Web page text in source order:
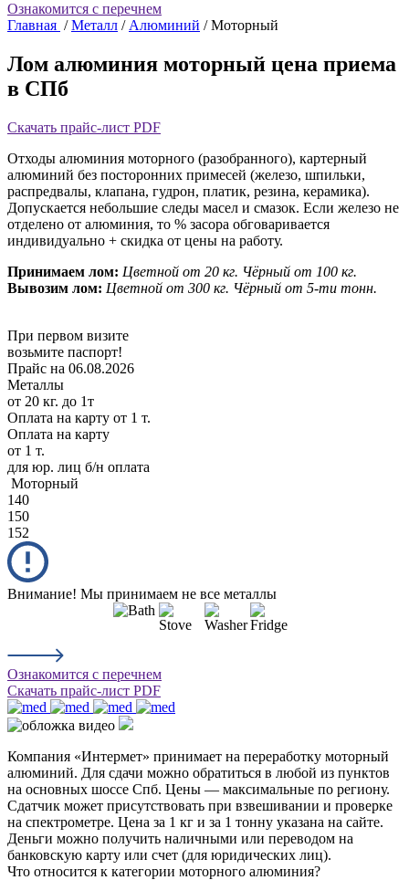
Ознакомится с перечнем
Главная /Металл / Алюминий / Моторный
Лом алюминия моторный цена приема
в СПб
Скачать прайс-лист PDF
Отходы алюминия моторного (разобранного), картерный
алюминий без посторонних примесей (железо, шпильки,
распредвалы, клапана, гудрон, платик, резина, керамика).
Допускается небольшие следы масел и смазок. Если железо не
отделено от алюминия, то % засора обговаривается
индивидуально + скидка от цены на работу.
Принимаем лом: Цветной от 20 кг. Чёрный от 100 кг.
Вывозим лом: Цветной от 300 кг. Чёрный от 5-ти тонн.
При первом визите
возьмите паспорт!
Прайс на 06.08.2026
Металлы
от 20 кг. до 1т
Оплата на карту от 1 т.
Оплата на карту
от 1 т.
для юр. лиц б/н оплата
Моторный
140
150
152
Внимание! Мы принимаем не все металлы
Ознакомится с перечнем
Скачать прайс-лист PDF
Компания «Интермет» принимает на переработку моторный
алюминий. Для сдачи можно обратиться в любой из пунктов
на основных шоссе Спб. Цены — максимальные по региону.
Сдатчик может присутствовать при взвешивании и проверке
на спектрометре. Цена за 1 кг и за 1 тонну указана на сайте.
Деньги можно получить наличными или переводом на
банковскую карту или счет (для юридических лиц).
Что относится к категории моторного алюминия?